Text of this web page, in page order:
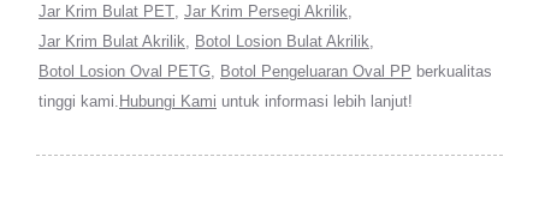
Jar Krim Bulat PET Jar Krim Persegi Akrilik
Jar Krim Bulat Akrilik
Botol Losion Bulat Akrilik
Botol Losion Oval PETG
Botol Pengeluaran Oval PP berkualitas
tinggi kami. Hubungi Kami untuk informasi lebih lanjut!